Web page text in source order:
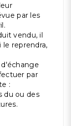
par les
vendu, il
reprendra,
par
:
du ou des